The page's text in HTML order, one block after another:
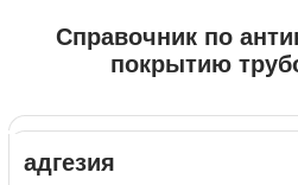
Справочник по
покрытию
адгезия